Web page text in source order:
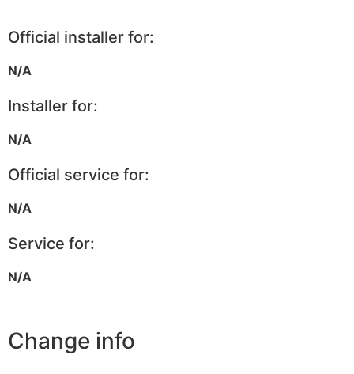
Official installer for:
N/A
Installer for:
N/A
Official service for:
N/A
Service for:
N/A
Change info